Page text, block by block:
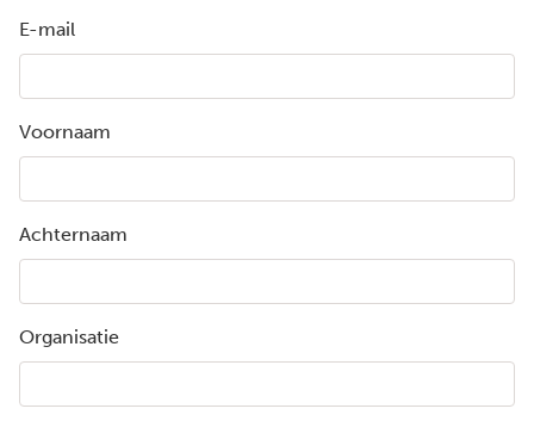
E-mail
Voornaam
Achternaam
Organisatie